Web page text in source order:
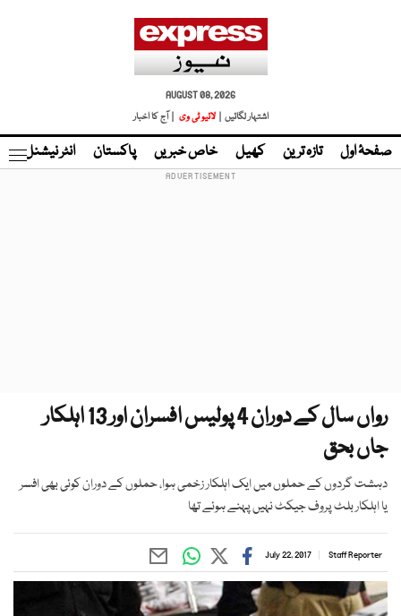
AUGUST 08, 2026
اشتہار لگائیں |
لائیو ٹی وی | آج کا اخبار
صفحۂ اول تازہ ترین کھیل خاص خبریں پاکستان انٹر نیشنل
رواں سال کے دوران 4 پولیس افسران اور 13 اہلکار
جاں بحق
دہشت گردوں کے حملوں میں ایک اہلکار زخمی ہوا، حملوں کے دوران کوئی بھی افسر
یا اہلکار بلٹ پروف جیکٹ نہیں پہنے ہوئے تھا
Staff Reporter
July 22, 2017